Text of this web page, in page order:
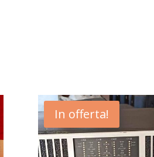
In offerta!